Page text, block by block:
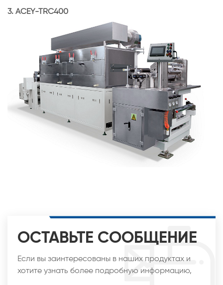
3. ACEY-TRC400
ОСТАВЬТЕ СООБЩЕНИЕ
Если вы заинтересованы в наших продуктах и
хотите узнать более подробную информацию,